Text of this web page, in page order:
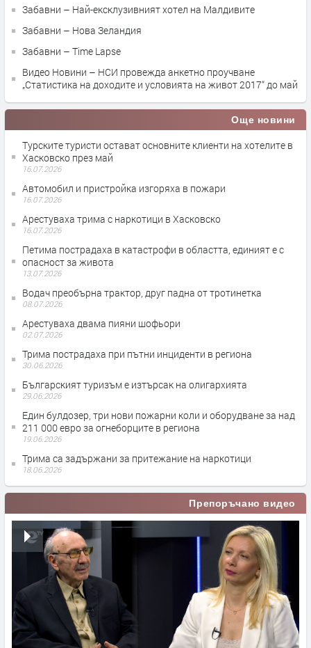
Забавни – Най-ексклузивният хотел на Малдивите
Забавни – Нова Зеландия
Забавни – Time Lapse
Видео Новини – НСИ провежда анкетно проучване
„Статистика на доходите и условията на живот 2017“ до май
Още новини
Турските туристи остават основните клиенти на хотелите в
Хасковско през май
16.07.2026
Автомобил и пристройка изгоряха в пожари
16.07.2026
Арестуваха трима с наркотици в Хасковско
16.07.2026
Петима пострадаха в катастрофи в областта, единият е с
опасност за живота
13.07.2026
Водач преобърна трактор, друг падна от тротинетка
08.07.2026
Арестуваха двама пияни шофьори
02.07.2026
Трима пострадаха при пътни инциденти в региона
30.06.2026
Българският туризъм е изтърсак на олигархията
29.06.2026
Един булдозер, три нови пожарни коли и оборудване за над
211 000 евро за огнеборците в региона
19.06.2026
Трима са задържани за притежание на наркотици
18.06.2026
Препоръчано видео